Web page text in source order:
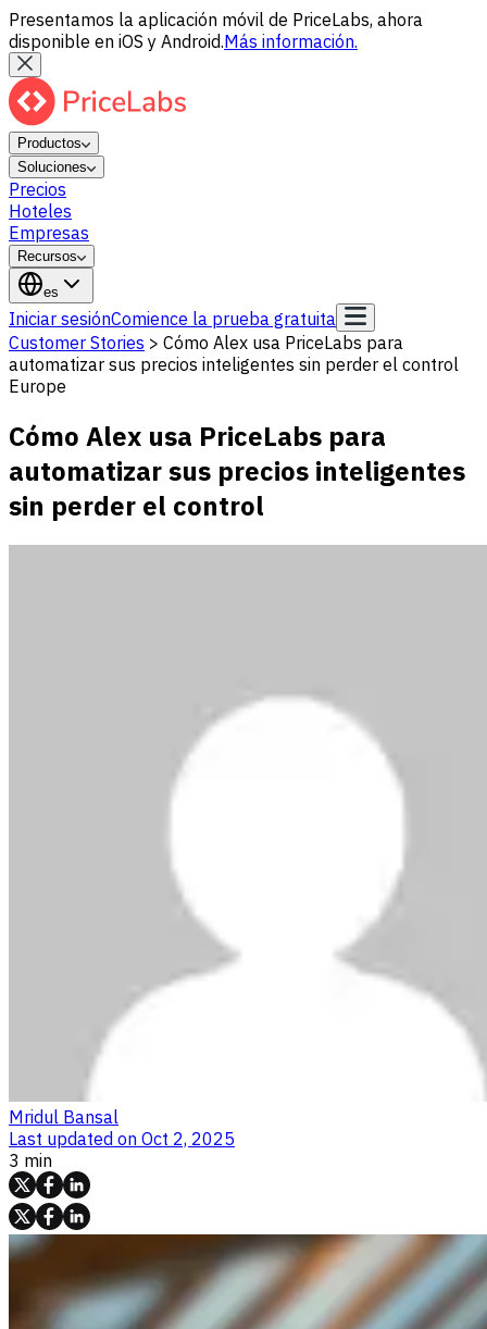
Presentamos la aplicación móvil de PriceLabs, ahora
disponible en iOS y Android.Más información.
Productos
Soluciones
Precios
Hoteles
Empresas
Recursos
es
Iniciar sesiónComience la prueba gratuita
Customer Stories > Cómo Alex usa PriceLabs para
automatizar sus precios inteligentes sin perder el control
Europe
Cómo Alex usa PriceLabs para
automatizar sus precios inteligentes
sin perder el control
Mridul Bansal
Last updated on Oct 2, 2025
3 min